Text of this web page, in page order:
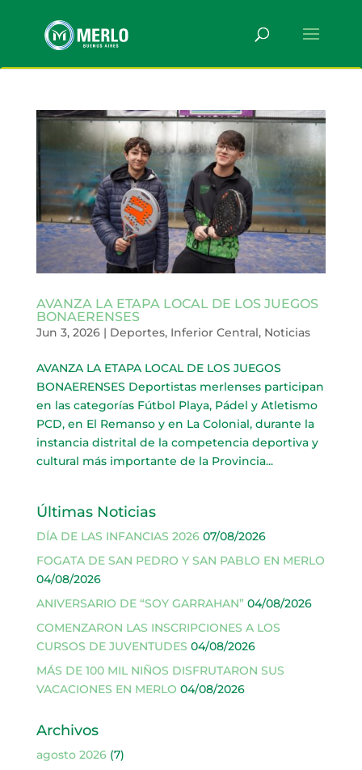
AVANZA LA ETAPA LOCAL DE LOS JUEGOS
BONAERENSES
Jun 3, 2026| Deportes, Inferior Central, Noticias
AVANZA LA ETAPA LOCAL DE LOS JUEGOS
BONAERENSES Deportistas merlenses participan
en las categorías Fútbol Playa, Pádel y Atletismo
PCD, en El Remanso y en La Colonial, durante la
instancia distrital de la competencia deportiva y
cultural más importante de la Provincia...
Últimas Noticias
DÍA DE LAS INFANCIAS 2026 07/08/2026
FOGATA DE SAN PEDRO Y SAN PABLO EN MERLO
04/08/2026
ANIVERSARIO DE “SOY GARRAHAN” 04/08/2026
COMENZARON LAS INSCRIPCIONES A LOS
CURSOS DE JUVENTUDES 04/08/2026
MÁS DE 100 MIL NIÑOS DISFRUTARON SUS
VACACIONES EN MERLO 04/08/2026
Archivos
agosto 2026(7)